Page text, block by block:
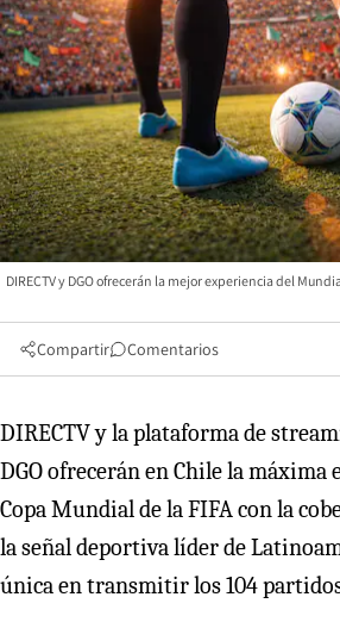
DIRECTV y DGO ofrecerán la mejor experiencia del
Compartir Comentarios
DIRECTV y la plataforma de
DGO ofrecerán en Chile la máxima
Copa Mundial de la FIFA con la
la señal deportiva líder de
única en transmitir los 104